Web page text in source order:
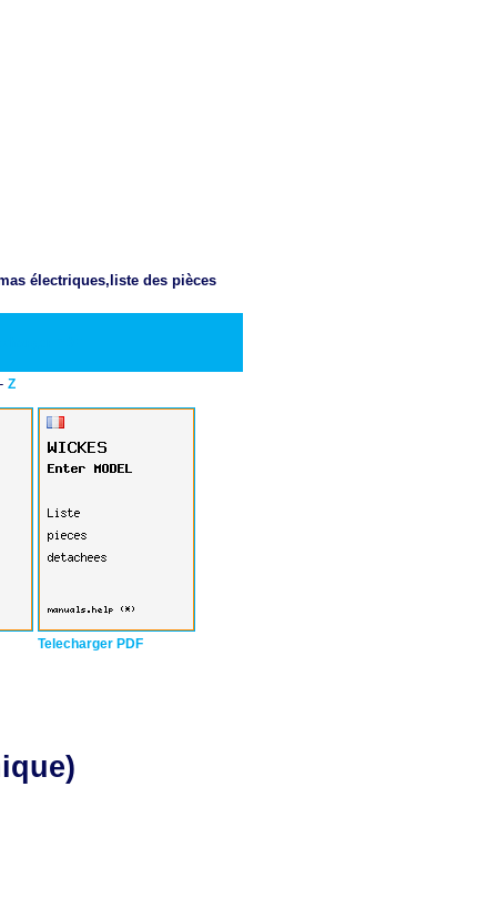
électriques,liste des pièces
- Z
Telecharger PDF